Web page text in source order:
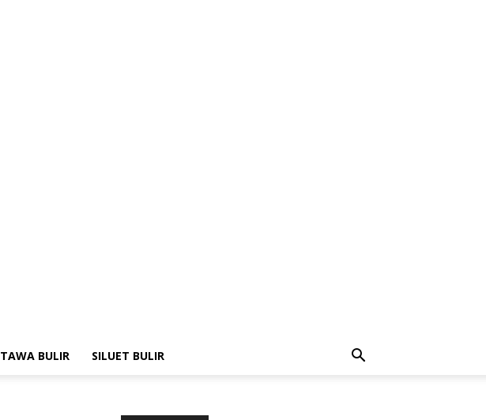
TAWA BULIR SILUET BULIR